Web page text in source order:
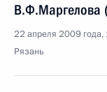
В.Ф.Маргелова
22 апреля 2009
Рязань